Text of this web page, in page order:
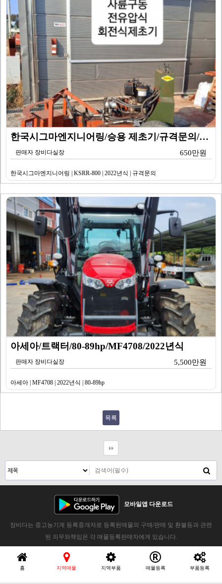
한국시그마엔지니어링/승용 제초기/규격문의/KSRR-80…
판매자 장비다실장 650만원
한국시그마엔지니어링 | KSRR-800 | 2022년식 | 규격문의
아세아/트랙터/80-89hp/MF4708/2022년식
판매자 장비다실장 5,500만원
아세아 | MF4708 | 2022년식 | 80-89hp
목록
모바일앱 다운로드
장비다는 중고농기계 등록중개자로 등록된매물의 구매/판매 및 환불등과 관련
된 의무와책임은 각 매물등록판매자에게 있습니다.
홈 지역매물 지역부품 매물등록 부품등록